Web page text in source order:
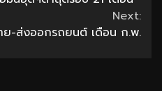
Next:
-ส่งออกรถยนต์ เดือน ก.พ.